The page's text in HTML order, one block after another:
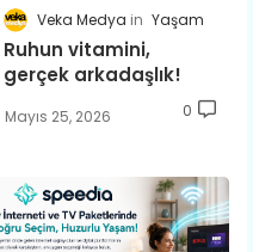
Veka Medya Yaşam
Ruhun vitamini,
gerçek arkadaşlık!
Mayıs 25, 2026 0